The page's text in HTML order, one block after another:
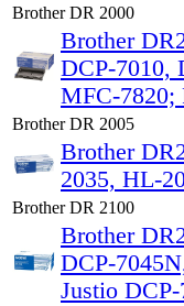
Brother DR 2000
Brother
DCP-7010,
MFC-7820;
Brother DR 2005
Brother
2035, HL-
Brother DR 2100
Brother
DCP-
Justio